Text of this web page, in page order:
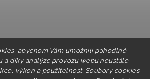
abychom Vám umožnili pohodlné
a díky analýze provozu webu neustále
výkon a použitelnost. Soubory cookies